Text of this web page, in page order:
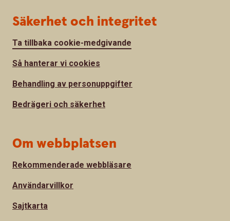
Säkerhet och integritet
Ta tillbaka cookie-medgivande
Så hanterar vi cookies
Behandling av personuppgifter
Bedrägeri och säkerhet
Om webbplatsen
Rekommenderade webbläsare
Användarvillkor
Sajtkarta